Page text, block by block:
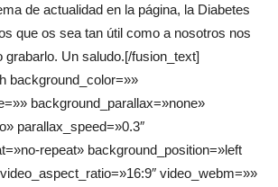
de actualidad en la página, la Diabetes
que os sea tan útil como a nosotros nos
grabarlo. Un saludo.[/fusion_text]
background_color=»»
background_parallax=»none»
parallax_speed=»0.3″
repeat» background_position=»left
video_webm=»»